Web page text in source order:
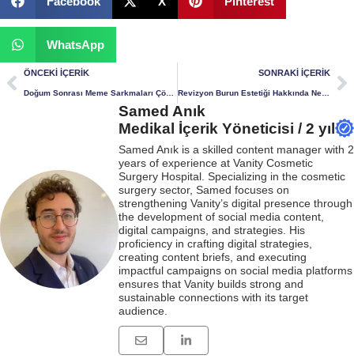
WhatsApp
ÖNCEKI İÇERIK
Doğum Sonrası Meme Sarkmaları Çözümsüz Değil
SONRAKI İÇERIK
Revizyon Burun Estetiği Hakkında Neler Biliyoruz?
Samed Anık
Medikal İçerik Yöneticisi / 2 yıl
Samed Anık is a skilled content manager with 2
years of experience at Vanity Cosmetic
Surgery Hospital. Specializing in the cosmetic
surgery sector, Samed focuses on
strengthening Vanity’s digital presence through
the development of social media content,
digital campaigns, and strategies. His
proficiency in crafting digital strategies,
creating content briefs, and executing
impactful campaigns on social media platforms
ensures that Vanity builds strong and
sustainable connections with its target
audience.